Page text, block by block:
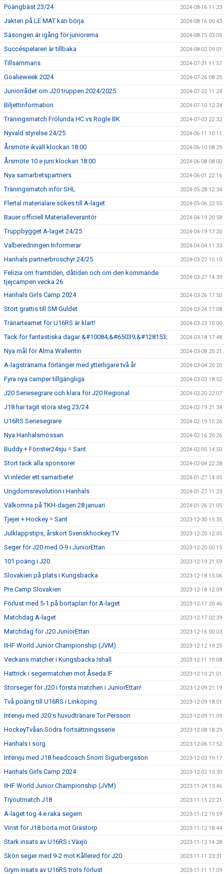
Poängbäst 23/24 2024-08-16 11:23
Jakten på LE MAT kan börja 2024-08-16 00:43
Säsongen är igång för juniorerna 2024-08-15 03:05
Succéspelaren är tillbaka 2024-08-02 09:01
Tillsammans 2024-07-31 11:57
Goalieweek 2024 2024-07-26 08:25
Juniorrådet om J20 truppen 2024/2025 2024-07-22 11:24
Biljettinformation 2024-07-10 12:24
Träningsmatch Frölunda HC vs Rögle BK 2024-07-03 22:32
Nyvald styrelse 24/25 2024-06-11 10:11
Årsmöte ikväll klockan 18:00 2024-06-10 08:29
Årsmöte 10.e juni klockan 18:00 2024-06-08 08:00
Nya samarbetspartners 2024-06-01 22:16
Träningsmatch inför SHL 2024-05-28 12:34
Flertal materialare sökes till A-laget 2024-05-06 22:55
Bauer officiell Materialleverantör 2024-04-19 20:58
Truppbygget A-laget 24/25 2024-04-19 17:20
Valberedningen Informerar 2024-04-04 11:33
Hanhals partnerbroschyr 24/25 2024-03-27 15:10
Felizia om framtiden, dåtiden och om den kommande
tjejcampen vecka 26
2024-03-27 14:39
Hanhals Girls Camp 2024 2024-03-26 17:50
Stort grattis till SM Guldet 2024-03-24 17:08
Tränarteamet för U16RS är klart! 2024-03-23 10:00
Tack för fantastiska dagar &#10084;&#65039;&#128153; 2024-03-18 17:48
Nya mål för Alma Wallentin 2024-03-08 20:21
A-lagstränarna förlänger med ytterligare två år 2024-03-04 20:20
Fyra nya camper tillgängliga 2024-03-03 18:52
J20 Seriesegrare och klara för J20 Regional 2024-02-20 22:07
J18 har tagit stora steg 23/24 2024-02-19 21:34
U16RS Seriesegrare 2024-02-19 15:26
Nya Hanhalsmössan 2024-02-16 20:26
Buddy + Fönster24sju = Sant 2024-02-05 14:50
Stort tack alla sponsorer 2024-02-04 22:28
Vi inleder ett samarbete! 2024-01-27 14:05
Ungdomsrevolution i Hanhals 2024-01-27 11:23
Välkomna på TKH-dagen 28 januari 2024-01-26 21:05
Tjejer + Hockey = Sant 2023-12-30 15:35
Julklappstips, årskort Svenskhockey.TV 2023-12-20 12:05
Seger för J20 med 0-9 i JuniorEttan 2023-12-20 00:15
101 poäng i J20 2023-12-19 21:59
Slovakien på plats i Kungsbacka 2023-12-18 15:06
Pre Camp Slovakien 2023-12-18 12:09
Förlust med 5-1 på bortaplan för A-laget 2023-12-17 20:46
Matchdag A-laget 2023-12-17 02:39
Matchdag för J20 JuniorEttan 2023-12-16 00:03
IIHF World Junior Championship (JVM) 2023-12-12 19:25
Veckans matcher i Kungsbacka Ishall 2023-12-11 19:08
Hattrick i segermatchen mot Åseda IF 2023-12-10 21:01
Storseger för J20 i första matchen i JuniorEttan! 2023-12-09 21:19
Två poäng till U16RS i Linköping 2023-12-09 18:01
Intervju med J20:s huvudtränare Tor Persson 2023-12-09 11:09
HockeyTvåan Södra fortsättningsserie 2023-12-08 18:29
Hanhals i sorg 2023-12-06 17:52
Intervju med J18 headcoach Snorri Sigurbergsson 2023-12-03 19:17
Hanhals Girls Camp 2024 2023-12-02 13:30
IIHF World Junior Championship (JVM) 2023-11-24 13:46
Tryoutmatch J18 2023-11-15 22:21
A-laget tog 4.e raka segern 2023-11-12 19:59
Vinst för J18 borta mot Grästorp 2023-11-12 18:44
Stark insats av U16RS i Växjö 2023-11-12 14:28
Skön seger med 9-2 mot Kållered för J20 2023-11-11 23:31
Grym insats av U16RS trots förlust 2023-11-11 17:09